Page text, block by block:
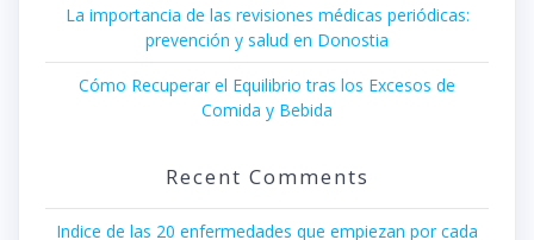
La importancia de las revisiones médicas periódicas:
prevención y salud en Donostia
Cómo Recuperar el Equilibrio tras los Excesos de
Comida y Bebida
Recent Comments
Indice de las 20 enfermedades que empiezan por cada